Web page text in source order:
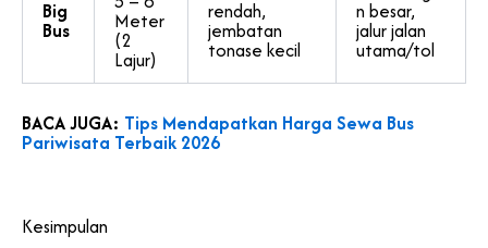
Big
Bus Meter
(2
Lajur)
rendah,
jembatan
tonase kecil
n besar,
jalur jalan
utama/tol
BACA JUGA: Tips Mendapatkan Harga Sewa Bus
Pariwisata Terbaik 2026
Kesimpulan